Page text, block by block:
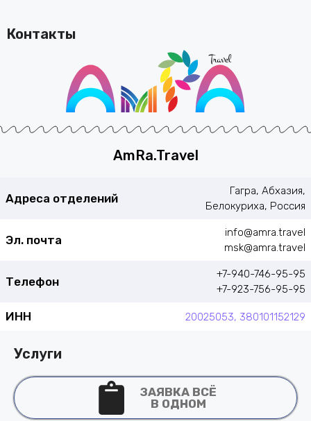
Контакты
AmRa.Travel
Адреса отделений
Гагра, Абхазия,
Белокуриха, Россия
Эл. почта
info@amra.travel
msk@amra.travel
Телефон
+7-940-746-95-95
+7-923-756-95-95
ИНН 20025053, 380101152129
Услуги
ЗАЯВКА ВСЁ
В ОДНОМ